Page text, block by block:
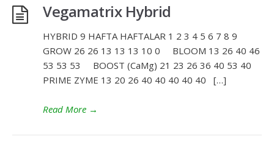
Vegamatrix Hybrid
HYBRID 9 HAFTA HAFTALAR 1 2 3 4 5 6 7 8 9
GROW 26 26 13 13 13 10 0 BLOOM 13 26 40 46
53 53 53 BOOST (CaMg) 21 23 26 36 40 53 40
PRIME ZYME 13 20 26 40 40 40 40 40 […]
Read More →